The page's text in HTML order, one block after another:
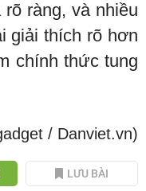
ràng, và nhiều
giải thích rõ hơn
chính thức tung
/ Danviet.vn)
LƯU BÀI